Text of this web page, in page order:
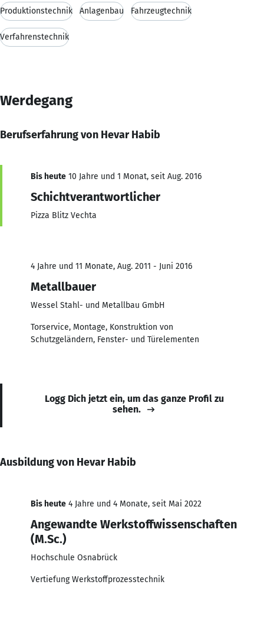
Produktionstechnik Anlagenbau Fahrzeugtechnik
Verfahrenstechnik
Werdegang
Berufserfahrung von Hevar Habib
Bis heute 10 Jahre und 1 Monat, seit Aug. 2016
Schichtverantwortlicher
Pizza Blitz Vechta
4 Jahre und 11 Monate, Aug. 2011 - Juni 2016
Metallbauer
Wessel Stahl- und Metallbau GmbH
Torservice, Montage, Konstruktion von
Schutzgeländern, Fenster- und Türelementen
Logg Dich jetzt ein, um das ganze Profil zu
sehen.
Ausbildung von Hevar Habib
Bis heute 4 Jahre und 4 Monate, seit Mai 2022
Angewandte Werkstoffwissenschaften
(M.Sc.)
Hochschule Osnabrück
Vertiefung Werkstoffprozesstechnik